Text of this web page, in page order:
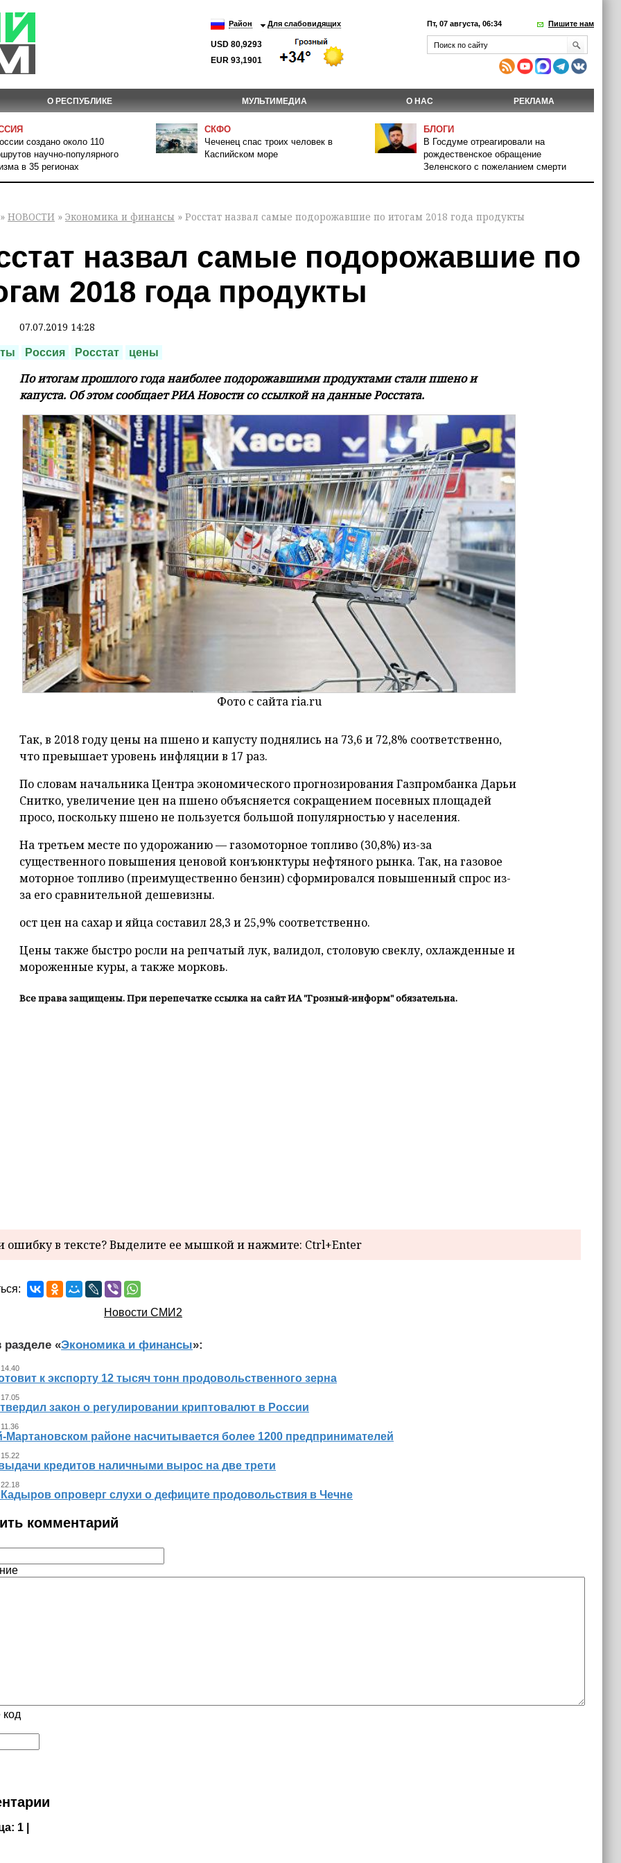
Район Для слабовидящих
USD 80,9293
EUR 93,1901
Пт, 07 августа, 06:34 Пишите нам
О РЕСПУБЛИКЕ МУЛЬТИМЕДИА О НАС РЕКЛАМА
создано около 110
научно-популярного
в 35 регионах
СКФО
Чеченец спас троих человек в
Каспийском море
БЛОГИ
В Госдуме отреагировали на
рождественское обращение
Зеленского с пожеланием смерти
» НОВОСТИ » Экономика и финансы » Росстат назвал самые подорожавшие по итогам 2018 года продукты
назвал самые подорожавшие по
2018 года продукты
07.07.2019 14:28
Россия Росстат цены
По итогам прошлого года наиболее подорожавшими продуктами стали пшено и
капуста. Об этом сообщает РИА Новости со ссылкой на данные Росстата.
Фото с сайта ria.ru
Так, в 2018 году цены на пшено и капусту поднялись на 73,6 и 72,8% соответственно,
что превышает уровень инфляции в 17 раз.
По словам начальника Центра экономического прогнозирования Газпромбанка Дарьи
Снитко, увеличение цен на пшено объясняется сокращением посевных площадей
просо, поскольку пшено не пользуется большой популярностью у населения.
На третьем месте по удорожанию — газомоторное топливо (30,8%) из-за
существенного повышения ценовой конъюнктуры нефтяного рынка. Так, на газовое
моторное топливо (преимущественно бензин) сформировался повышенный спрос из-
за его сравнительной дешевизны.
ост цен на сахар и яйца составил 28,3 и 25,9% соответственно.
Цены также быстро росли на репчатый лук, валидол, столовую свеклу, охлажденные и
мороженные куры, а также морковь.
Все права защищены. При перепечатке ссылка на сайт ИА "Грозный-информ" обязательна.
в тексте? Выделите ее мышкой и нажмите: Ctrl+Enter
Новости СМИ2
разделе «Экономика и финансы»:
к экспорту 12 тысяч тонн продовольственного зерна
закон о регулировании криптовалют в России
Мартановском районе насчитывается более 1200 предпринимателей
кредитов наличными вырос на две трети
опроверг слухи о дефиците продовольствия в Чечне
комментарий
код
1 |